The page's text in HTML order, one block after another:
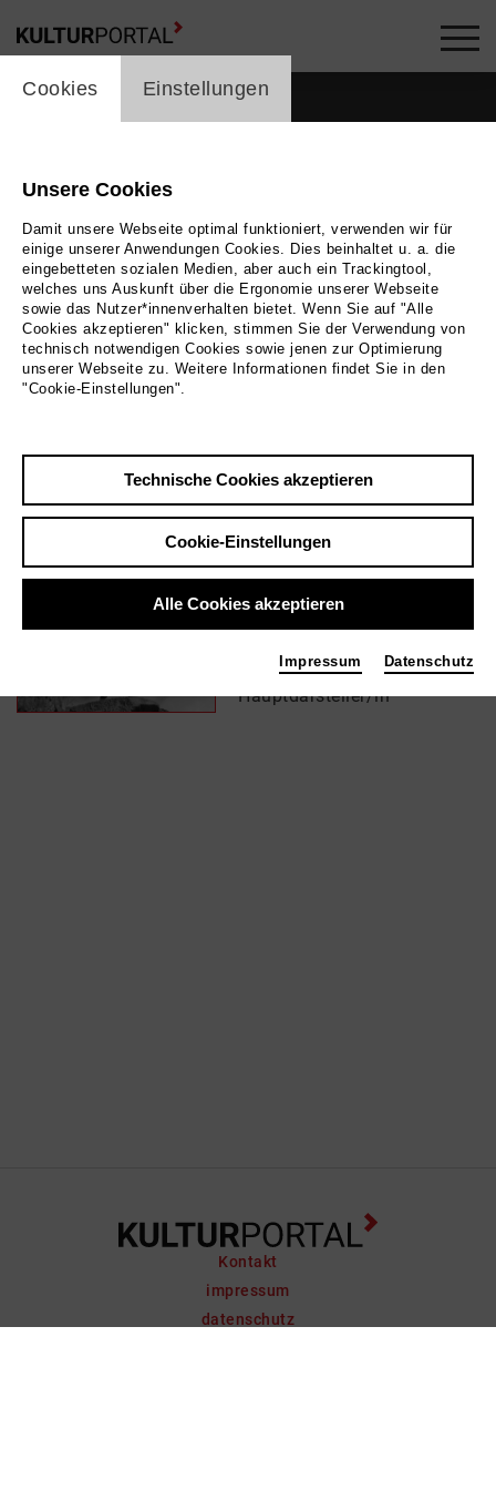
Zurück|Übersicht
In Filmen / Medien wie ...
Home from Home -
Chronicle of a Vision |
2013
Hauptdarsteller/in
Kontakt
impressum
datenschutz
cookie_layer
Cookies Einstellungen
Unsere Cookies
Damit unsere Webseite optimal funktioniert, verwenden wir für
einige unserer Anwendungen Cookies. Dies beinhaltet u. a. die
eingebetteten sozialen Medien, aber auch ein Trackingtool,
welches uns Auskunft über die Ergonomie unserer Webseite
sowie das Nutzer*innenverhalten bietet. Wenn Sie auf "Alle
Cookies akzeptieren" klicken, stimmen Sie der Verwendung von
technisch notwendigen Cookies sowie jenen zur Optimierung
unserer Webseite zu. Weitere Informationen findet Sie in den
"Cookie-Einstellungen".
Technische Cookies akzeptieren
Cookie-Einstellungen
Alle Cookies akzeptieren
Impressum Datenschutz